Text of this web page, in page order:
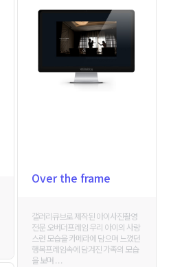
Over the frame
갤러리큐브로 제작된 아이사진촬영
전문 오버더프레임 우리 아이의 사랑
스런 모습을 카메라에 담으며 느꼈던
행복프레임속에 담겨진 가족의 모습
을 보며 . . .